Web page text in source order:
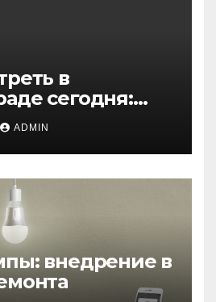
в
сегодня:
по самому
России
ADMIN
внедрение в